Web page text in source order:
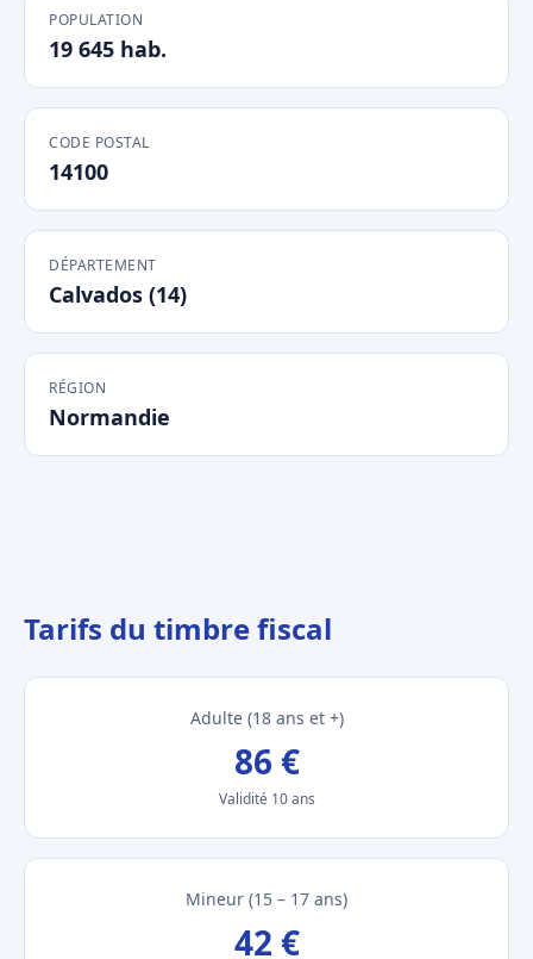
POPULATION
19 645 hab.
CODE POSTAL
14100
DÉPARTEMENT
Calvados (14)
RÉGION
Normandie
Tarifs du timbre fiscal
Adulte (18 ans et +)
86 €
Validité 10 ans
Mineur (15 – 17 ans)
42 €